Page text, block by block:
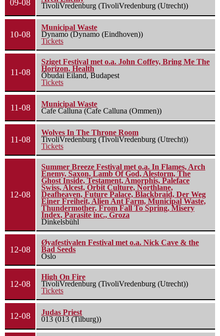
09-08
TivoliVredenburg (TivoliVredenburg (Utrecht))
10-08
Municipal Waste
Dynamo (Dynamo (Eindhoven))
Tickets
11-08
Sziget Festival met o.a. John Coffey, Bring Me The
Horizon, Health
Óbudai Eiland, Budapest
Tickets
11-08
Municipal Waste
Cafe Calluna (Cafe Calluna (Ommen))
11-08
Wolves In The Throne Room
TivoliVredenburg (TivoliVredenburg (Utrecht))
Tickets
12-08
Summer Breeze Festival met o.a. In Flames, Arch
Enemy, Saxon, Lamb Of God, Alestorm, The
Ghost Inside, Testament, Amorphis, Paleface
Swiss, Alcest, Orbit Culture, Northlane,
Deafheaven, Future Palace, Blackbraid, Der Weg
Einer Freiheit, Alien Ant Farm, Municipal Waste,
Thundermother, From Fall To Spring, Misery
Index, Parasite inc., Groza
Dinkelsbühl
12-08
Øyafestivalen Festival met o.a. Nick Cave & the
Bad Seeds
Oslo
12-08
High On Fire
TivoliVredenburg (TivoliVredenburg (Utrecht))
Tickets
12-08
Judas Priest
013 (013 (Tilburg))